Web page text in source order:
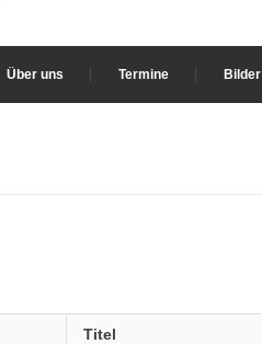
Über uns Termine Bilder
Titel